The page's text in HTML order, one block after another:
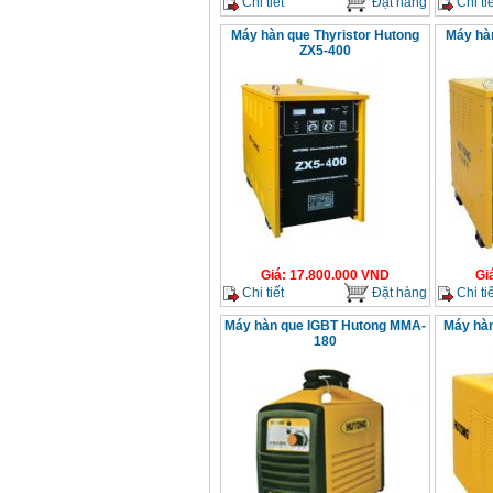
Máy hàn que Thyristor Hutong
ZX5-400
Giá: 17.800.000 VND
Chi tiết
Đặt hàng
Máy
Chi
Máy hàn que IGBT Hutong MMA-
180
Máy